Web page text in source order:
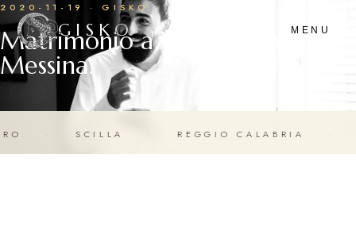
GISKO MENU
2020-11-19 · GISKO
Matrimonio a Villa Pulejo,
Messina.
CALABRIA CATANZARO ·